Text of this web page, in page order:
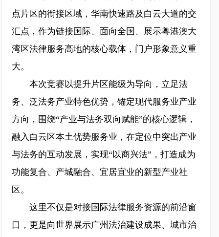
点片区的衔接区域，华南快速路及白云大道的交
汇点，作为链接国际、面向全国、展示粤港澳大
湾区法律服务高地的核心载体，门户形象意义重
大。
本次竞赛以提升片区能级为导向，立足法
务、泛法务产业特色优势，锚定现代服务业产业
方向，围绕“产业与法务双向赋能”的核心逻辑，
融入白云区本土优势服务业，在定位中突出产业
与法务的互动发展，实现“以商兴法”，打造成为
功能复合、产城融合、宜居宜业的新型产业社
区。
这里不仅是对接国际法律服务资源的前沿窗
口，更是向世界展示广州法治建设成果、城市治